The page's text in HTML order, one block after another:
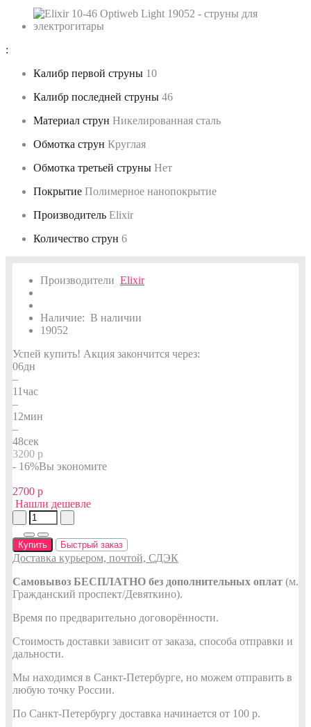
:
Калибр первой струны 10
Калибр последней струны 46
Материал струн Никелированная сталь
Обмотка струн Круглая
Обмотка третьей струны Нет
Покрытие Полимерное нанопокрытие
Производитель Elixir
Количество струн 6
Производители Elixir
Наличие: В наличии
19052
Успей купить! Акция закончится через:
06дн
–
11час
–
12мин
–
47сек
3200 р
- 16%Вы экономите
2700 р
Нашли дешевле
Купить Быстрый заказ
Доставка курьером, почтой, СДЭК
Самовывоз БЕСПЛАТНО без дополнительных оплат (м.
Гражданский проспект/Девяткино).
Время по предварительно договорённости.
Стоимость доставки зависит от заказа, способа отправки и
дальности.
Мы находимся в Санкт-Петербурге, но можем отправить в
любую точку России.
По Санкт-Петербургу доставка начинается от 100 р.